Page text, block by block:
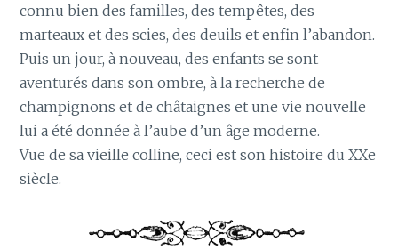
connu bien des familles, des tempêtes, des
marteaux et des scies, des deuils et enfin l’abandon.
Puis un jour, à nouveau, des enfants se sont
aventurés dans son ombre, à la recherche de
champignons et de châtaignes et une vie nouvelle
lui a été donnée à l’aube d’un âge moderne.
Vue de sa vieille colline, ceci est son histoire du XXe
siècle.